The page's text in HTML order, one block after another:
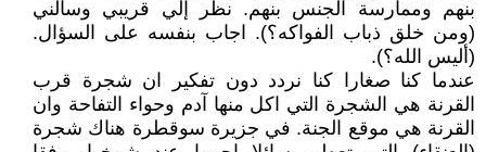
بنهم وممارسة الجنس بنهم. نظر إلي قريبي وسألني
(ومن خلق ذباب الفواكه؟). اجاب بنفسه على السؤال.
(أليس الله؟).
عندما كنا صغارا كنا نردد دون تفكير ان شجرة قرب
القرنة هي الشجرة التي اكل منها آدم وحواء التفاحة وان
القرنة هي موقع الجنة. في جزيرة سوقطرة هناك شجرة